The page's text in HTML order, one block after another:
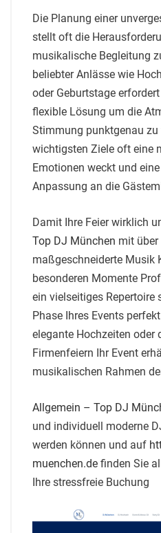
Die Planung einer
stellt oft die
musikalische Begleitung
beliebter Anlässe wie
oder Geburtstage
flexible Lösung um die
Stimmung punktgenau
wichtigsten Ziele oft eine
Emotionen weckt und
Anpassung an die
Damit Ihre Feier wirklich
Top DJ München mit
maßgeschneiderte Musik
besonderen Momente
ein vielseitiges Repertoire
Phase Ihres Events
elegante Hochzeiten oder
Firmenfeiern Ihr Event
musikalischen Rahmen
Allgemein – Top DJ
und individuell moderne
werden können und auf
muenchen.de finden Sie
Ihre stressfreie Buchung